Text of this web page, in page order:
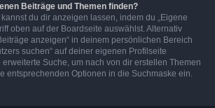
Beiträge und Themen finden?
du dir anzeigen lassen, indem du „Eigene
oben auf der Boardseite auswählst. Alternativ
anzeigen“ in deinem persönlichen Bereich
suchen“ auf deiner eigenen Profilseite
Suche, um nach von dir erstellen Themen
entsprechenden Optionen in die Suchmaske ein.